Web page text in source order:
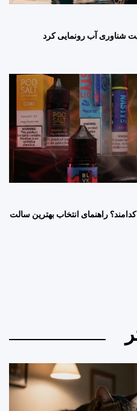
شناوری آب رونمایی کرد
راهنمای انتخاب بهترین سالت